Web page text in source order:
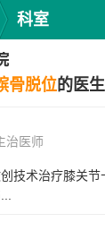
科室
骨脱位的医生
治医师
技术治疗膝关节